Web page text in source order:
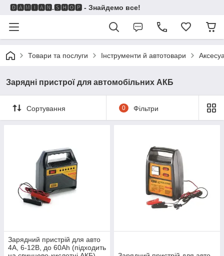
🅳🅰🅼🅸🅰🅽.🆂🅷🅾🅿 - Знайдемо все!
Товари та послуги Інструменти й автотовари
Зарядні пристрої для автомобільних АКБ
Сортування 0 Фільтри
Зарядний пристрій для авто
4А, 6-12В, до 60Ah (підходить